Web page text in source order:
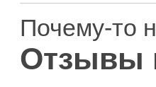
Почему-то
Отзывы